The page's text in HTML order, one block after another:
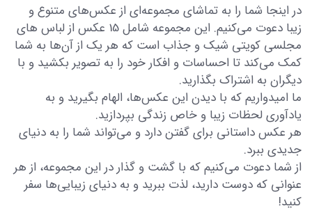
در اینجا شما را به تماشای مجموعه‌ای از عکس‌های متنوع و
زیبا دعوت می‌کنیم. این مجموعه شامل 15 عکس از لباس های
مجلسی کویتی شیک و جذاب است که هر یک از آن‌ها به شما
کمک می‌کند تا احساسات و افکار خود را به تصویر بکشید و با
دیگران به اشتراک بگذارید.
ما امیدواریم که با دیدن این عکس‌ها، الهام بگیرید و به
یادآوری لحظات زیبا و خاص زندگی بپردازید.
هر عکس داستانی برای گفتن دارد و می‌تواند شما را به دنیای
جدیدی ببرد.
از شما دعوت می‌کنیم که با گشت و گذار در این مجموعه، از هر
عنوانی که دوست دارید، لذت ببرید و به دنیای زیبایی‌ها سفر
کنید!